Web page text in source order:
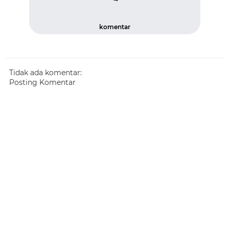
komentar
Tidak ada komentar:
Posting Komentar